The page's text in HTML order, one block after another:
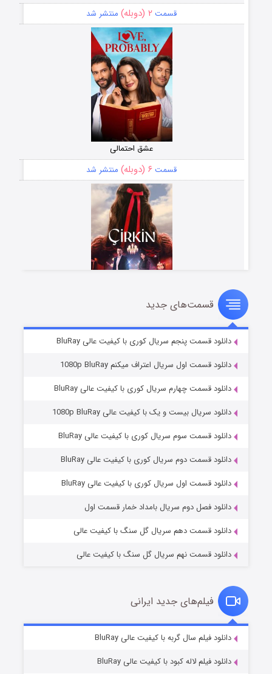
قسمت ۲ (دوبله) منتشر شد
عشق احتمالی
قسمت ۶ (دوبله) منتشر شد
سریال زشت
قسمت۵ (زیرنویس) منتشر شد
وستی ها
قسمت۱ (زیرنویس) منتشر شد
قسمت۶ (زیرنویس) منتشر شد
قسمت‌های جدید
دانلود قسمت پنجم سریال کوری با کیفیت عالی BluRay
دانلود قسمت اول سریال اعتراف میکنم 1080p BluRay
دانلود قسمت چهارم سریال کوری با کیفیت عالی BluRay
دانلود سریال بیست و یک با کیفیت عالی 1080p BluRay
دانلود قسمت سوم سریال کوری با کیفیت عالی BluRay
دانلود قسمت دوم سریال کوری با کیفیت عالی BluRay
دانلود قسمت اول سریال کوری با کیفیت عالی BluRay
دانلود فصل دوم سریال بامداد خمار قسمت اول
دانلود قسمت دهم سریال گل سنگ با کیفیت عالی
دانلود قسمت نهم سریال گل سنگ با کیفیت عالی
فیلم‌های جدید ایرانی
دانلود فیلم سال گربه با کیفیت عالی BluRay
دانلود فیلم لاله کبود با کیفیت عالی BluRay